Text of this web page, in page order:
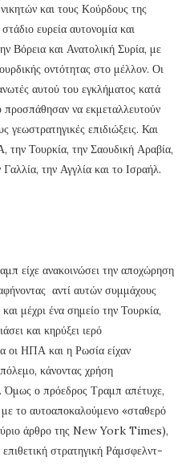
και τους Κούρδους της
ευρεία αυτονομία και
Βόρεια και Ανατολική Συρία, με
οντότητας στο μέλλον. Οι
αυτού του εγκλήματος κατά
προσπάθησαν να εκμεταλλευτούν
γεωστρατηγικές επιδιώξεις. Και
Τουρκία, την Σαουδική Αραβία,
την Αγγλία και το Ισραήλ.
είχε ανακοινώσει την αποχώρηση
αντί αυτών συμμάχους
μέχρι ένα σημείο την Τουρκία,
και κηρύξει ιερό
οι ΗΠΑ και η Ρωσία είχαν
κάνοντας χρήση
Όμως ο πρόεδρος Τραμπ απέτυχε,
το αυτοαποκαλούμενο «σταθερό
άρθρο της New York Times),
στρατηγική Ράμσφελντ-